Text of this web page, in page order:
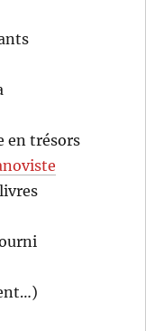
en trésors